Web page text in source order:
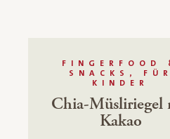
FINGERFOOD
SNACKS, FÜR
KINDER
Chia-Müsliriegel
Kakao